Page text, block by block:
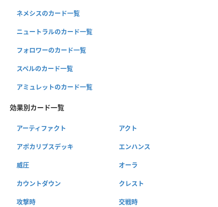
ネメシスのカード一覧
ニュートラルのカード一覧
フォロワーのカード一覧
スペルのカード一覧
アミュレットのカード一覧
効果別カード一覧
アーティファクト アクト
アポカリプスデッキ エンハンス
威圧 オーラ
カウントダウン クレスト
攻撃時 交戦時